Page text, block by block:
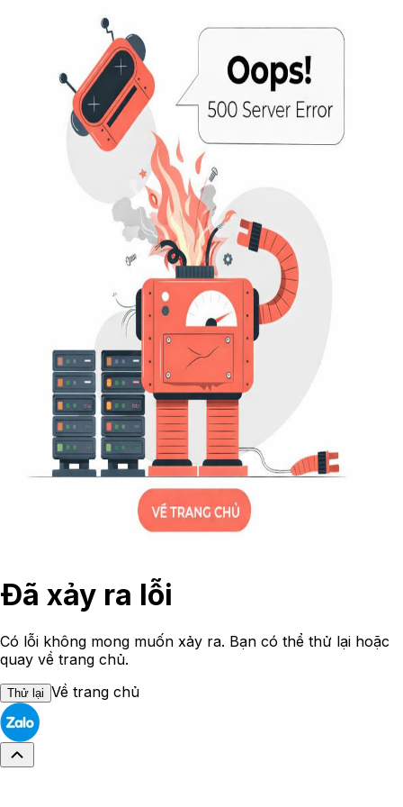
Đã xảy ra lỗi
Có lỗi không mong muốn xảy ra. Bạn có thể thử lại hoặc
quay về trang chủ.
Thử lại Về trang chủ